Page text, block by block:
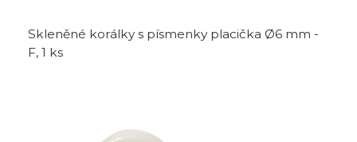
Skleněné korálky s písmenky placička Ø6 mm -
F, 1 ks